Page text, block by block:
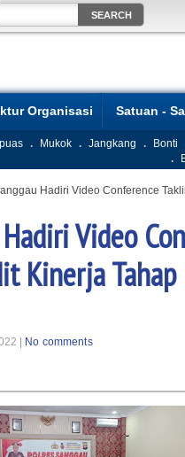
Organisasi Satuan -
. Mukok . Jangkang .
Bonti
.
Hadiri Video Conference
Video
Kinerja
| No comments